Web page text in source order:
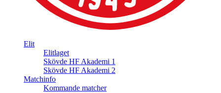
Elit
Elitlaget
Skövde HF Akademi 1
Skövde HF Akademi 2
Matchinfo
Kommande matcher